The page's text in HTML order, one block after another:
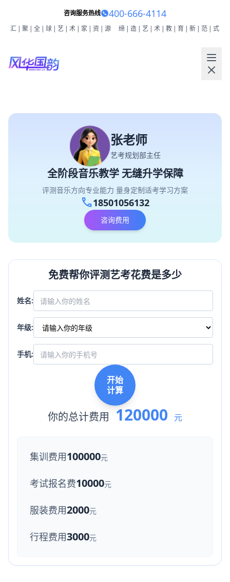
咨询服务热线 400-666-4114
汇|聚|全|球|艺|术|家|资|源 缔|造|艺|术|教|育|新|范|式
张老师
艺考规划部主任
全阶段音乐教学 无缝升学保障
评测音乐方向专业能力 量身定制适考学习方案
call18501056132
咨询费用
免费帮你评测艺考花费是多少
姓名:
年级:
手机:
开始
计算
你的总计费用 120000 元
集训费用100000元
考试报名费10000元
服装费用2000元
行程费用3000元